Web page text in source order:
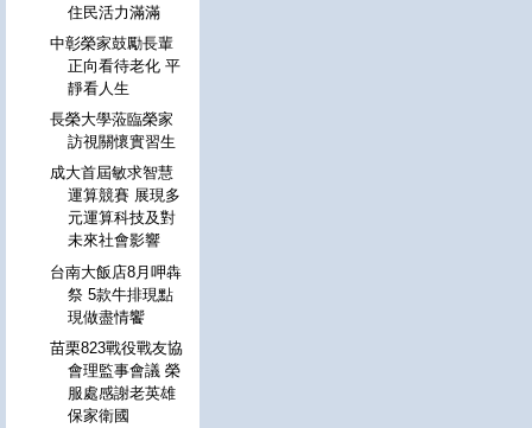
住民活力滿滿
中彰榮家鼓勵長輩
正向看待老化 平
靜看人生
長榮大學蒞臨榮家
訪視關懷實習生
成大首屆敏求智慧
運算競賽 展現多
元運算科技及對
未來社會影響
台南大飯店8月呷犇
祭 5款牛排現點
現做盡情饗
苗栗823戰役戰友協
會理監事會議 榮
服處感謝老英雄
保家衛國